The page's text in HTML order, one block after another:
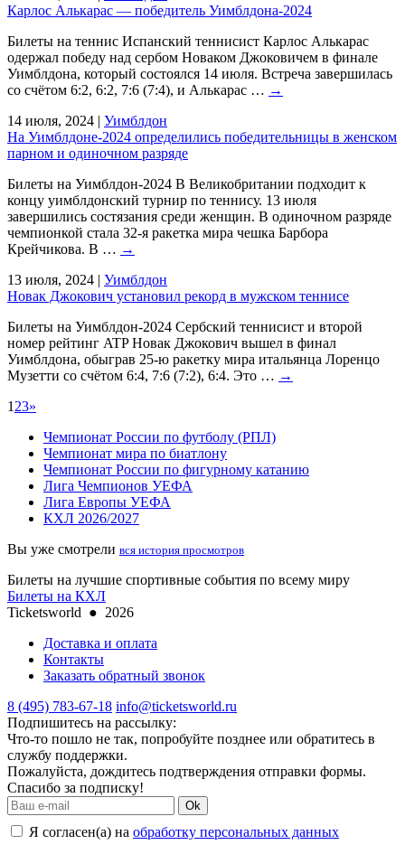
Карлос Алькарас — победитель Уимблдона-2024
Билеты на теннис Испанский теннисист Карлос Алькарас
одержал победу над сербом Новаком Джоковичем в финале
Уимблдона, который состоялся 14 июля. Встреча завершилась
со счётом 6:2, 6:2, 7:6 (7:4), и Алькарас … →
14 июля, 2024 | Уимблдон
На Уимблдоне-2024 определились победительницы в женском
парном и одиночном разряде
Билеты на Уимблдон-2024 В Великобритании подходит к
концу уимблдонский турнир по теннису. 13 июля
завершились состязания среди женщин. В одиночном разряде
чемпионкой стала 32-я ракетка мира чешка Барбора
Крейчикова. В … →
13 июля, 2024 | Уимблдон
Новак Джокович установил рекорд в мужском теннисе
Билеты на Уимблдон-2024 Сербский теннисист и второй
номер рейтинг ATP Новак Джокович вышел в финал
Уимблдона, обыграв 25-ю ракетку мира итальянца Лоренцо
Музетти со счётом 6:4, 7:6 (7:2), 6:4. Это … →
1 23»
Чемпионат России по футболу (РПЛ)
Чемпионат мира по биатлону
Чемпионат России по фигурному катанию
Лига Чемпионов УЕФА
Лига Европы УЕФА
КХЛ 2026/2027
Вы уже смотрели вся история просмотров
Билеты на лучшие спортивные события по всему миру
Билеты на КХЛ
Ticketsworld ● 2026
Доставка и оплата
Контакты
Заказать обратный звонок
8 (495) 783-67-18 info@ticketsworld.ru
Подпишитесь на рассылку:
Что-то пошло не так, попробуйте позднее или обратитесь в
службу поддержки.
Пожалуйста, дождитесь подтверждения отправки формы.
Спасибо за подписку!
Ok
Я согласен(а) на обработку персональных данных